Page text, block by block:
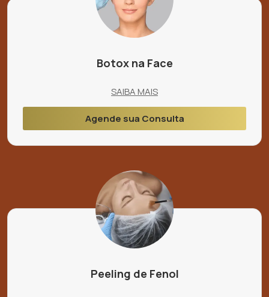
Botox na Face
SAIBA MAIS
Agende sua Consulta
Peeling de Fenol